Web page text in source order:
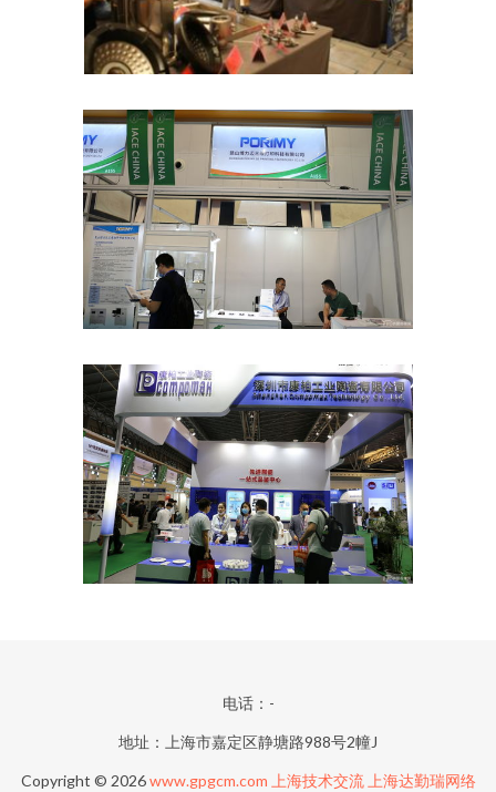
电话：-
地址：上海市嘉定区静塘路988号2幢J
Copyright © 2026www.gpgcm.com 上海技术交流 上海达勤瑞网络